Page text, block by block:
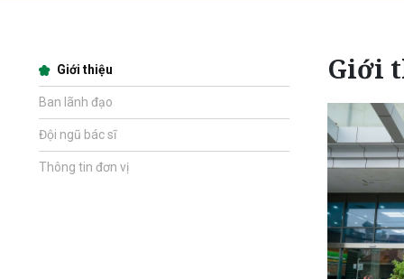
Giới thiệu
Ban lãnh đạo
Đội ngũ bác sĩ
Thông tin đơn vị
Giới